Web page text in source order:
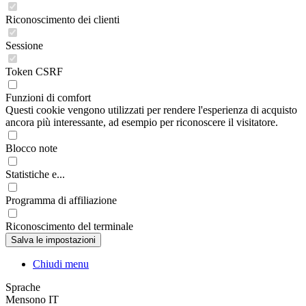
Riconoscimento dei clienti
Sessione
Token CSRF
Funzioni di comfort
Questi cookie vengono utilizzati per rendere l'esperienza di acquisto
ancora più interessante, ad esempio per riconoscere il visitatore.
Blocco note
Statistiche e...
Programma di affiliazione
Riconoscimento del terminale
Chiudi menu
Sprache
Mensono IT